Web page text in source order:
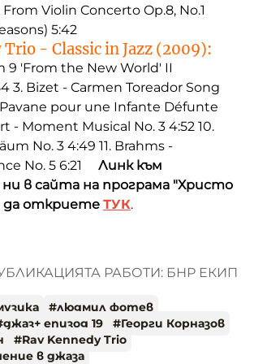
From Violin Concerto Op.8, No.1
5:42
Trio - Classic in Jazz (2009):
9 'From the New World' II
3. Bizet - Carmen Toreador Song
pour une Infante Défunte
- Moment Musical No. 3 4:52 10.
No. 3 4:49 11. Brahms -
No. 5 6:21 Линк към
в сайта на програма "Христо
откриете ТУК.
РАБОТИ: БНР ЕКИП
#людмил фотев
джаз+ епизод 19 #Георги Корназов
#Ray Kennedy Trio
в джаза